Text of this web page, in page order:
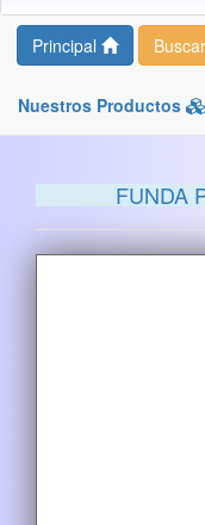
Principal Buscar
Nuestros Productos
FUNDA